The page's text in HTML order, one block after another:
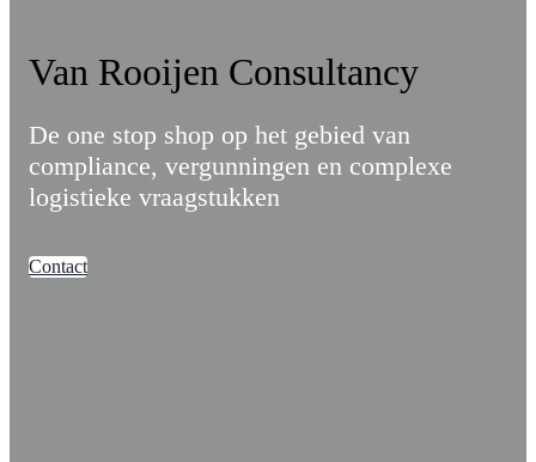
Van Rooijen Consultancy
De one stop shop op het gebied van
compliance, vergunningen en complexe
logistieke vraagstukken
Contact